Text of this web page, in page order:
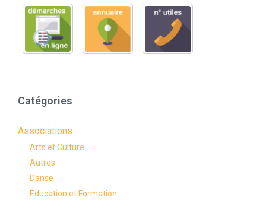
Catégories
Associations
Arts et Culture
Autres
Danse
Éducation et Formation